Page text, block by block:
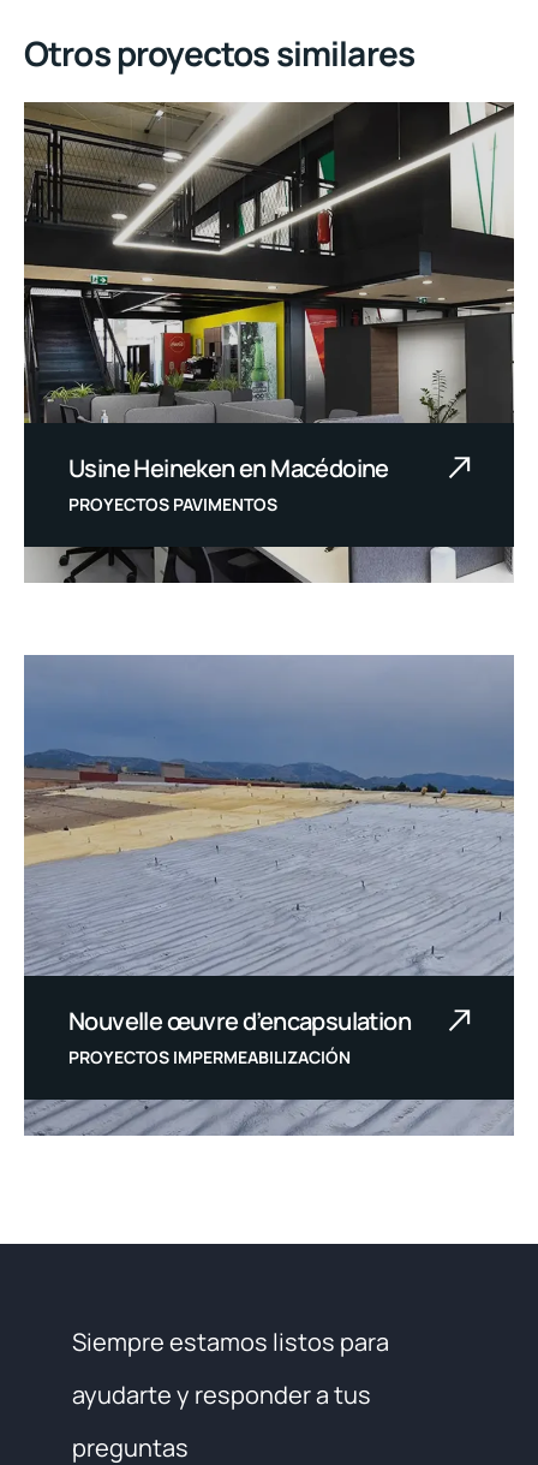
Otros proyectos similares
Usine Heineken en Macédoine
PROYECTOS PAVIMENTOS
Nouvelle œuvre d’encapsulation
PROYECTOS IMPERMEABILIZACIÓN
Siempre estamos listos para
ayudarte y responder a tus
preguntas